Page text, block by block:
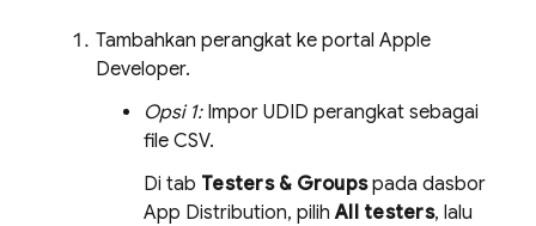
Tambahkan perangkat ke portal Apple
Developer.
Opsi 1: Impor UDID perangkat sebagai
file CSV.
Di tab Testers & Groupspada dasbor
App Distribution, pilihAll testers, lalu